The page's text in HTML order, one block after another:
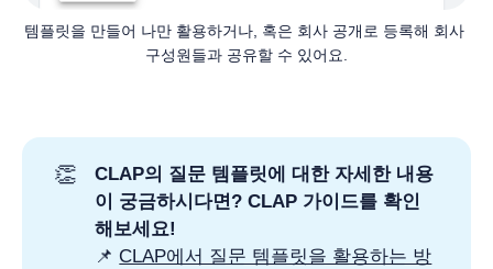
템플릿을 만들어 나만 활용하거나, 혹은 회사 공개로 등록해 회사
구성원들과 공유할 수 있어요.
👏
CLAP의 질문 템플릿에 대한 자세한 내용
이 궁금하시다면? CLAP 가이드를 확인
해보세요!
📌 CLAP에서 질문 템플릿을 활용하는 방